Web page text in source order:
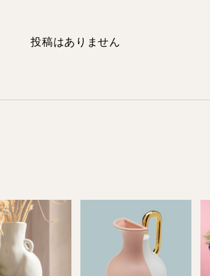
投稿はありません